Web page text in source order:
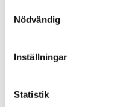
Nödvändig
Inställningar
Statistik
Srf Nyhetsbevakning